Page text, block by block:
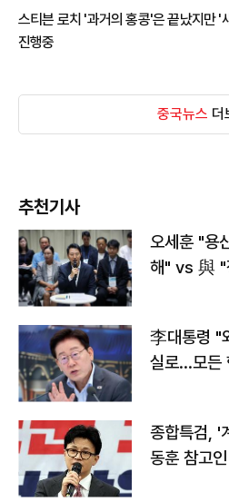
스티븐 로치 '과거의 홍콩'은 끝났지만 '
진행중
중국뉴스 더
추천기사
오세훈 "용
해" vs 與 "
李대통령 "
실로…모든
종합특검, '
동훈 참고